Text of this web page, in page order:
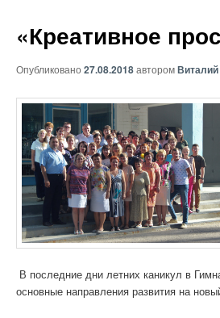
«Креативное
Опубликовано 27.08.2018автором
В последние дни летних каникул в
основные направления развития на